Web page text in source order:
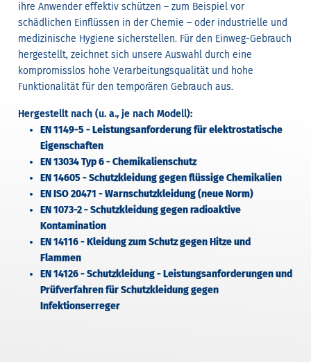
ihre Anwender effektiv schützen – zum Beispiel vor
schädlichen Einflüssen in der Chemie – oder industrielle und
medizinische Hygiene sicherstellen. Für den Einweg-Gebrauch
hergestellt, zeichnet sich unsere Auswahl durch eine
kompromisslos hohe Verarbeitungsqualität und hohe
Funktionalität für den temporären Gebrauch aus.
Hergestellt nach (u. a., je nach Modell):
EN 1149-5 - Leistungsanforderung für elektrostatische
Eigenschaften
EN 13034 Typ 6 - Chemikalienschutz
EN 14605 - Schutzkleidung gegen flüssige Chemikalien
EN ISO 20471 - Warnschutzkleidung (neue Norm)
EN 1073-2 - Schutzkleidung gegen radioaktive
Kontamination
EN 14116 - Kleidung zum Schutz gegen Hitze und
Flammen
EN 14126 - Schutzkleidung - Leistungsanforderungen und
Prüfverfahren für Schutzkleidung gegen
Infektionserreger